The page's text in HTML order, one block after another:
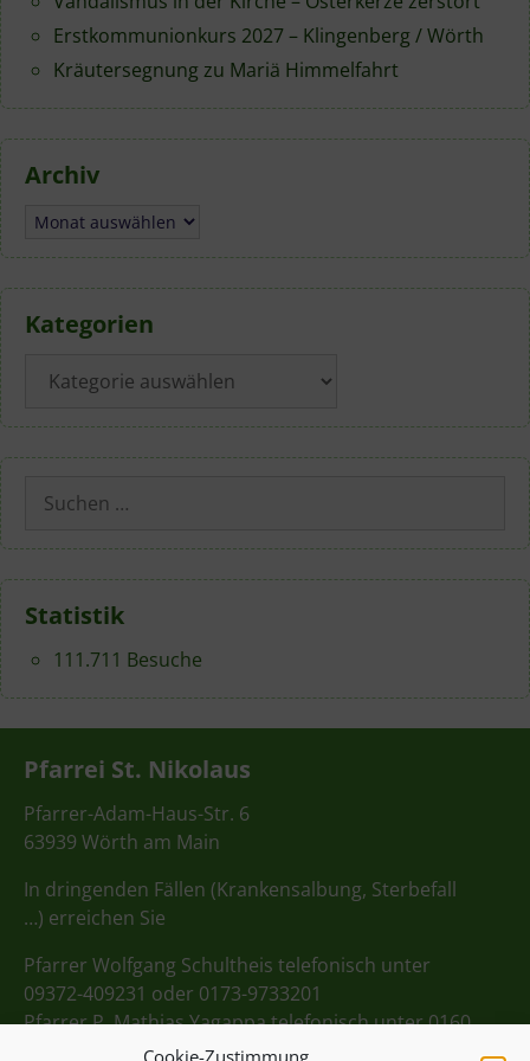
Cookie-Zustimmung
Erstkommunionkurs 2027 – Klingenberg / Wörth
Kräutersegnung zu Mariä Himmelfahrt
Archiv
Archiv
Kategorien
Suchen
nach:
Statistik
111.711 Besuche
Pfarrei St. Nikolaus
Pfarrer-Adam-Haus-Str. 6
63939 Wörth am Main
In dringenden Fällen (Krankensalbung, Sterbefall
…) erreichen Sie
Pfarrer Wolfgang Schultheis telefonisch unter
09372-409231 oder 0173-9733201
Pfarrer P. Mathias Yagappa telefonisch unter 0160